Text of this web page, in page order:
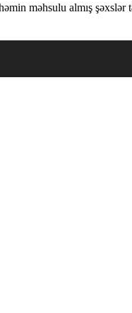
məhsulu almış şəxslər